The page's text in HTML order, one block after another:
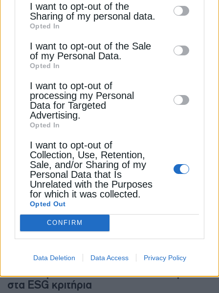
information by third parties on the IAB’s list
of downstream participants. This
information may also be disclosed by us to
third parties on theIAB’s List of
Downstream Participants
disclose it to other third parties.
I want to opt-out of the
Sharing of my personal data.
Opted In
I want to opt-out of the Sale
of my Personal Data.
Opted In
I want to opt-out of
processing my Personal
Data for Targeted
Advertising.
Opted In
I want to opt-out of
Collection, Use, Retention,
Sale, and/or Sharing of my
Personal Data that Is
Unrelated with the Purposes
for which it was collected.
Opted Out
CONFIRM
Data Deletion Data Access Privacy Policy
ΕΠΙΧΕΙΡΗΣΕΙΣ
Μοργκάντε: Να δοθούν κίνητρα για την
παραγωγή βιομεθανίου
25 Ιουνίου 2025
ΕΠΙΧΕΙΡΗΣΕΙΣ
ΔΕΗ: Σημαντικές οι επιδόσεις του ομίλου
στα ESG κριτήρια